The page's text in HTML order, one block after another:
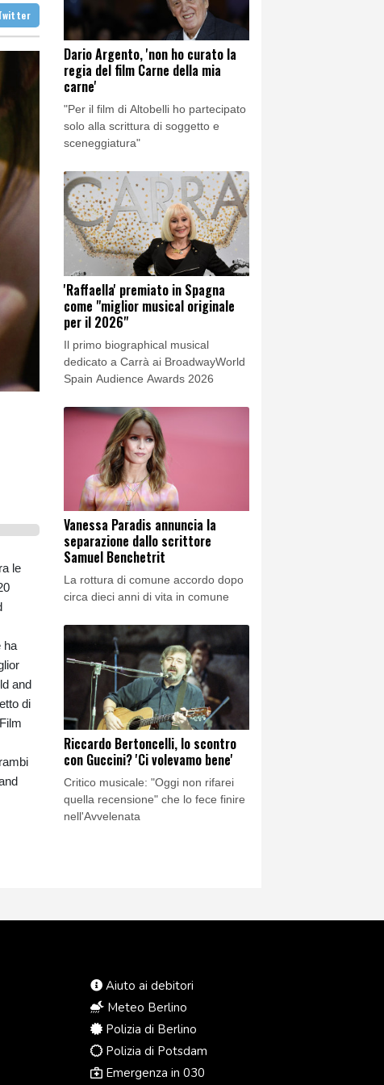
scontri
Twitter
le
ha
and
di
Dario Argento, 'non ho curato la
regia del film Carne della mia
carne'
"Per il film di Altobelli ho partecipato
solo alla scrittura di soggetto e
sceneggiatura"
'Raffaella' premiato in Spagna
come "miglior musical originale
per il 2026"
Il primo biographical musical
dedicato a Carrà ai BroadwayWorld
Spain Audience Awards 2026
Vanessa Paradis annuncia la
separazione dallo scrittore
Samuel Benchetrit
La rottura di comune accordo dopo
circa dieci anni di vita in comune
Riccardo Bertoncelli, lo scontro
con Guccini? 'Ci volevamo bene'
Critico musicale: "Oggi non rifarei
quella recensione" che lo fece finire
nell'Avvelenata
Aiuto ai debitori
Meteo Berlino
Polizia di Berlino
Polizia di Potsdam
Emergenza in 030